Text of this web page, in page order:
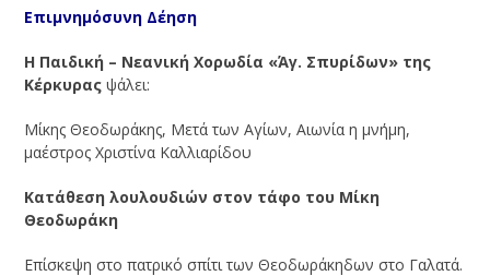
Επιμνημόσυνη Δέηση
Η Παιδική – Νεανική Χορωδία «Άγ. Σπυρίδων» της
Κέρκυρας ψάλει:
Μίκης Θεοδωράκης, Μετά των Αγίων, Αιωνία η μνήμη,
μαέστρος Χριστίνα Καλλιαρίδου
Κατάθεση λουλουδιών στον τάφο του Μίκη
Θεοδωράκη
Επίσκεψη στο πατρικό σπίτι των Θεοδωράκηδων στο Γαλατά.